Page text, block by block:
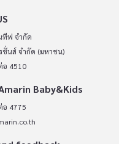
ทีฟ จำกัด
ชั่นส์ จำกัด (มหาชน)
อ 4510
Baby&Kids
อ 4775